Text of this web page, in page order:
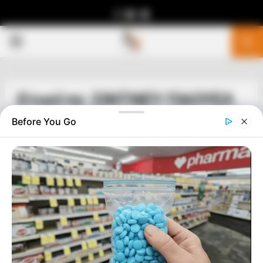
Ετικέτα: ΣΙΝΤΝΕΥ ΠΑΟΥΕΛ
ΟΛΑ ΠΛΕΟΝ ΤΡΕΧΟΥΝ ΚΑΝΟΝΙΚΑ
ΠΑΡΟΛΕΣ ΤΙΣ ΣΕΙΡΗΝΕΣ ΤΩΝ FAKE
NEWS………
ΟΛΑ ΠΛΕΟΝ ΤΡΕΧΟΥΝ ΚΑΝΟΝΙΚΑ ΠΑΡΟΛΕΣ ΤΙΣ ΣΕΙΡΗΝΕΣ
ΤΩΝ FAKE NEWS………ΟΛΑ ΕΧΟΥΝ ΣΤΗΘΕΙ ΜΕ ΜΕΓΑΛΗ
ΜΑΕΣΤΡΙΑ ΚΑΙ ΣΥΝΕΣΗ ΑΠΟ ΤΙΣ ΦΩΤΕΙΝΕΣ ΔΥΝΑΜΕΙΣ……..ΚΑΙ
ΟΛΑ ΘΑ ΠΑΝΕ ΚΑΛΑ……….....
Before You Go